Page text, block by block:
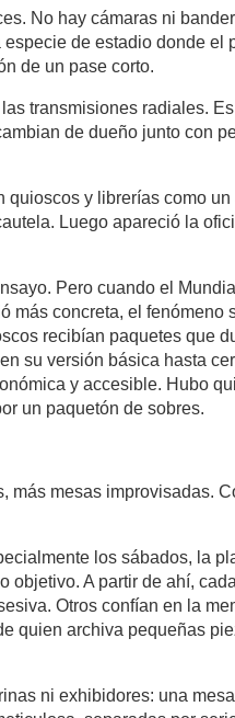
No hay cámaras ni
de estadio donde el
de un pase corto.
transmisiones radiales.
de dueño junto con
quioscos y librerías como
Luego apareció la
Pero cuando el
más concreta, el fenómeno
recibían paquetes que
su versión básica hasta
y accesible. Hubo
un paquetón de sobres.
más mesas improvisadas.
los sábados, la
objetivo. A partir de ahí,
Otros confían en la
quien archiva pequeñas
ni exhibidores: una